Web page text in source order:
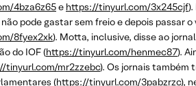
4bza6z65e https://tinyurl.com/3x245cjf
pode gastar sem freio e depois passar
8fyex2xk). Motta, inclusive, disse ao
do IOF (https://tinyurl.com/henmec87).
tinyurl.com/mr2zzebc). Os jornais também
(https://tinyurl.com/3pabzrzc),